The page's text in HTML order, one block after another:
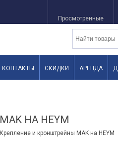
Просмотренные
КОНТАКТЫ СКИДКИ АРЕНДА
MAK НА HEYM
Крепление и кронштрейны MAK на HEYM